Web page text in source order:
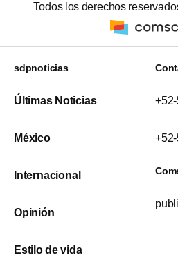
Todos los derechos
sdpnoticias
Últimas Noticias
México
Internacional
Opinión
Estilo de vida